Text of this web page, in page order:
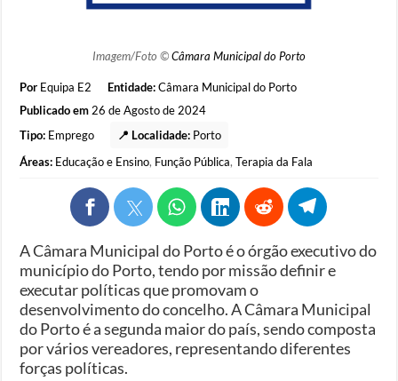
Imagem/Foto ©Câmara Municipal do Porto
Por Equipa E2 Entidade:Câmara Municipal do Porto
Publicado em 26 de Agosto de 2024
Tipo: Emprego 📍 Localidade: Porto
Áreas: Educação e Ensino, Função Pública,Terapia da Fala
A Câmara Municipal do Porto é o órgão executivo do
município do Porto, tendo por missão definir e
executar políticas que promovam o
desenvolvimento do concelho. A Câmara Municipal
do Porto é a segunda maior do país, sendo composta
por vários vereadores, representando diferentes
forças políticas.